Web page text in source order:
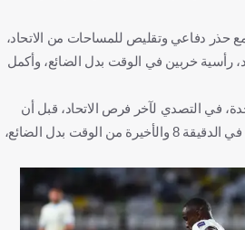
مع حذر دفاعي وتقليص للمساحات من الاتحاد،
رأسية خربين في الوقت بدل الضائع، وأكمل
في التصدي لآخر فرص الاتحاد، قبل أن
يخطف الوحدة الفوز بهدف ثانٍ في الدقيقة 8 والأخيرة من الوقت بدل الضائع،